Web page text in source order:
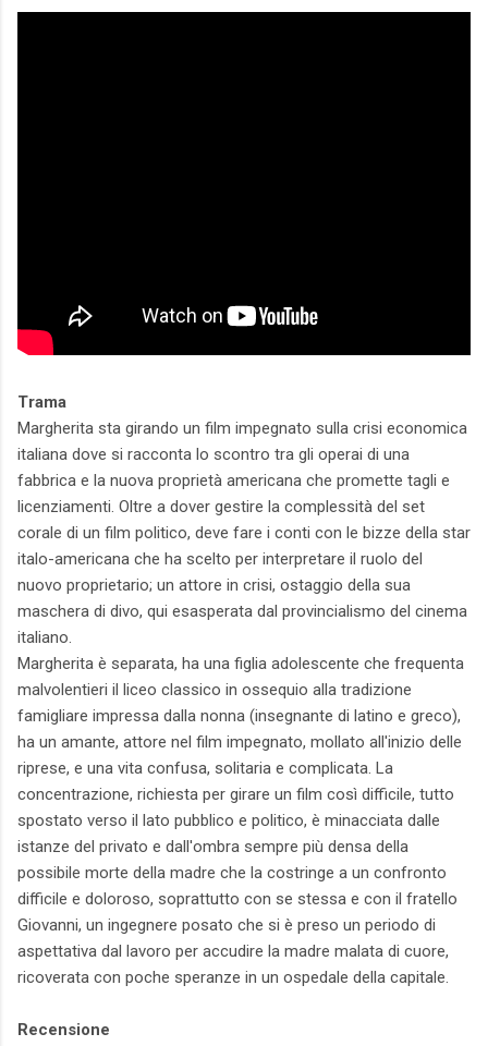
Trama
Margherita sta girando un film impegnato sulla crisi economica
italiana dove si racconta lo scontro tra gli operai di una
fabbrica e la nuova proprietà americana che promette tagli e
licenziamenti. Oltre a dover gestire la complessità del set
corale di un film politico, deve fare i conti con le bizze della star
italo-americana che ha scelto per interpretare il ruolo del
nuovo proprietario; un attore in crisi, ostaggio della sua
maschera di divo, qui esasperata dal provincialismo del cinema
italiano.
Margherita è separata, ha una figlia adolescente che frequenta
malvolentieri il liceo classico in ossequio alla tradizione
famigliare impressa dalla nonna (insegnante di latino e greco),
ha un amante, attore nel film impegnato, mollato all'inizio delle
riprese, e una vita confusa, solitaria e complicata. La
concentrazione, richiesta per girare un film così difficile, tutto
spostato verso il lato pubblico e politico, è minacciata dalle
istanze del privato e dall'ombra sempre più densa della
possibile morte della madre che la costringe a un confronto
difficile e doloroso, soprattutto con se stessa e con il fratello
Giovanni, un ingegnere posato che si è preso un periodo di
aspettativa dal lavoro per accudire la madre malata di cuore,
ricoverata con poche speranze in un ospedale della capitale.
Recensione